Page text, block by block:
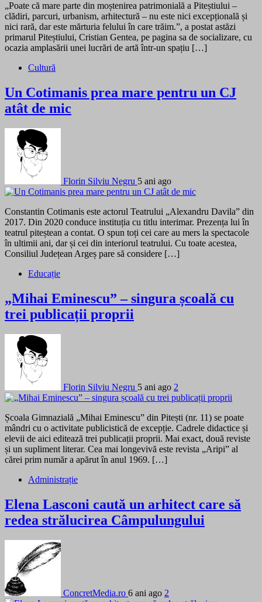
„Poate că mare parte din moștenirea patrimonială a Piteștiului –
clădiri, parcuri, urbanism, arhitectură – nu este nici excepțională și
nici rară, dar este mărturia felului în care trăim.”, a postat astăzi
primarul Piteștiului, Cristian Gentea, pe pagina sa de socializare, cu
ocazia amplasării unei lucrări de artă într-un spațiu […]
Cultură
Un Cotimanis prea mare pentru un CJ
atât de mic
Florin Silviu Negru 5 ani ago
Constantin Cotimanis este actorul Teatrului „Alexandru Davila” din
2017. Din 2020 conduce instituția cu titlu interimar. Prezența lui în
teatrul piteștean a contat. O spun toți cei care au mers la spectacole
în ultimii ani, dar și cei din interiorul teatrului. Cu toate acestea,
Consiliul Județean Argeș pare să considere […]
Educație
„Mihai Eminescu” – singura școală cu
trei publicații proprii
Florin Silviu Negru 5 ani ago 2
Școala Gimnazială „Mihai Eminescu” din Pitești (nr. 11) se poate
mândri cu o activitate publicistică de excepție. Cadrele didactice și
elevii de aici editează trei publicații proprii. Mai exact, două reviste
și un supliment literar. Cea mai longevivă este revista „Aripi” al
cărei prim număr a apărut în anul 1969. […]
Administrație
Elena Lasconi caută un arhitect care să
redea strălucirea Câmpulungului
ConcretMedia.ro 6 ani ago 2